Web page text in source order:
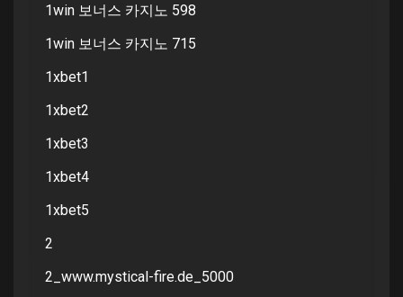
1win 보너스 카지노 598
1win 보너스 카지노 715
1xbet1
1xbet2
1xbet3
1xbet4
1xbet5
2
2_www.mystical-fire.de_5000